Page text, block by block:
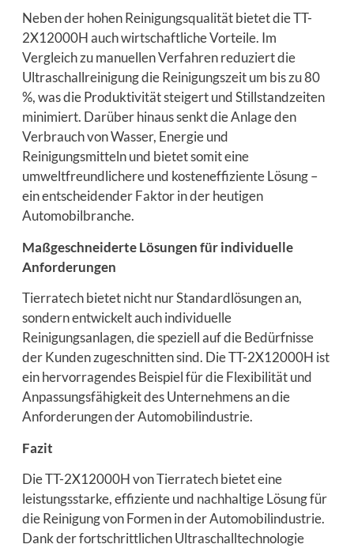
Neben der hohen Reinigungsqualität bietet die TT-
2X12000H auch wirtschaftliche Vorteile. Im
Vergleich zu manuellen Verfahren reduziert die
Ultraschallreinigung die Reinigungszeit um bis zu 80
%, was die Produktivität steigert und Stillstandzeiten
minimiert. Darüber hinaus senkt die Anlage den
Verbrauch von Wasser, Energie und
Reinigungsmitteln und bietet somit eine
umweltfreundlichere und kosteneffiziente Lösung –
ein entscheidender Faktor in der heutigen
Automobilbranche.
Maßgeschneiderte Lösungen für individuelle
Anforderungen
Tierratech bietet nicht nur Standardlösungen an,
sondern entwickelt auch individuelle
Reinigungsanlagen, die speziell auf die Bedürfnisse
der Kunden zugeschnitten sind. Die TT-2X12000H ist
ein hervorragendes Beispiel für die Flexibilität und
Anpassungsfähigkeit des Unternehmens an die
Anforderungen der Automobilindustrie.
Fazit
Die TT-2X12000H von Tierratech bietet eine
leistungsstarke, effiziente und nachhaltige Lösung für
die Reinigung von Formen in der Automobilindustrie.
Dank der fortschrittlichen Ultraschalltechnologie